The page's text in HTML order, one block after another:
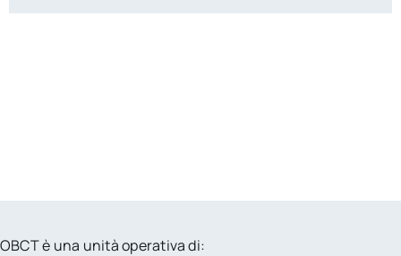
OBCT è una unità operativa di: